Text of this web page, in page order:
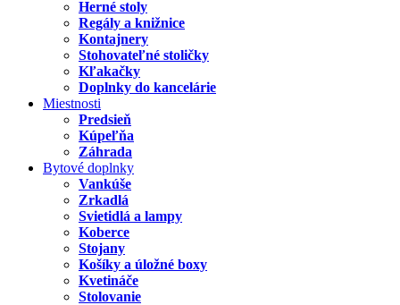
Herné stoly
Regály a knižnice
Kontajnery
Stohovateľné stoličky
Kľakačky
Doplnky do kancelárie
Miestnosti
Predsieň
Kúpeľňa
Záhrada
Bytové doplnky
Vankúše
Zrkadlá
Svietidlá a lampy
Koberce
Stojany
Košíky a úložné boxy
Kvetináče
Stolovanie